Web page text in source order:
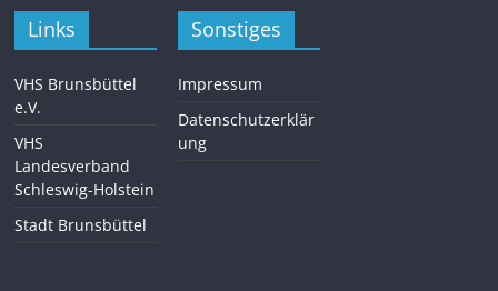
Links
VHS Brunsbüttel
e.V.
VHS
Landesverband
Schleswig-Holstein
Stadt Brunsbüttel
Sonstiges
Impressum
Datenschutzerklär
ung